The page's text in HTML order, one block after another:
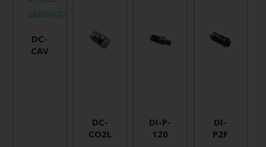
DC-
CAV
DC-
CO2L
DI-P-
120
DI-
P2F